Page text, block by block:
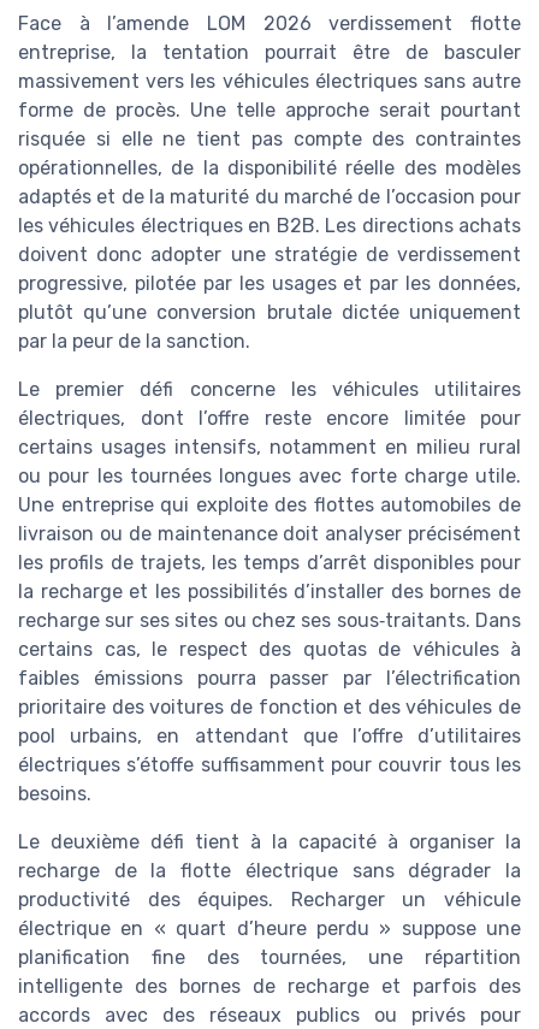
Face à l’amende LOM 2026 verdissement flotte
entreprise, la tentation pourrait être de basculer
massivement vers les véhicules électriques sans autre
forme de procès. Une telle approche serait pourtant
risquée si elle ne tient pas compte des contraintes
opérationnelles, de la disponibilité réelle des modèles
adaptés et de la maturité du marché de l’occasion pour
les véhicules électriques en B2B. Les directions achats
doivent donc adopter une stratégie de verdissement
progressive, pilotée par les usages et par les données,
plutôt qu’une conversion brutale dictée uniquement
par la peur de la sanction.
Le premier défi concerne les véhicules utilitaires
électriques, dont l’offre reste encore limitée pour
certains usages intensifs, notamment en milieu rural
ou pour les tournées longues avec forte charge utile.
Une entreprise qui exploite des flottes automobiles de
livraison ou de maintenance doit analyser précisément
les profils de trajets, les temps d’arrêt disponibles pour
la recharge et les possibilités d’installer des bornes de
recharge sur ses sites ou chez ses sous‑traitants. Dans
certains cas, le respect des quotas de véhicules à
faibles émissions pourra passer par l’électrification
prioritaire des voitures de fonction et des véhicules de
pool urbains, en attendant que l’offre d’utilitaires
électriques s’étoffe suffisamment pour couvrir tous les
besoins.
Le deuxième défi tient à la capacité à organiser la
recharge de la flotte électrique sans dégrader la
productivité des équipes. Recharger un véhicule
électrique en « quart d’heure perdu » suppose une
planification fine des tournées, une répartition
intelligente des bornes de recharge et parfois des
accords avec des réseaux publics ou privés pour